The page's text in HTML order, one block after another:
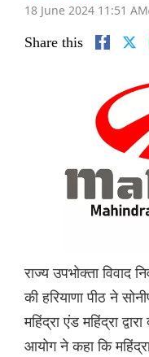
18 June 2024 11:51 AM
Share this
राज्य उपभोक्ता विवाद
की हरियाणा पीठ ने
महिंद्रा एंड महिंद्रा
आयोग ने कहा कि महिंद्रा